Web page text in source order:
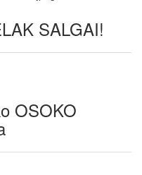
SALGAI!
OSOKO